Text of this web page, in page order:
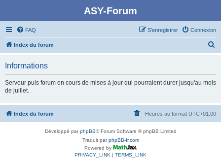
ASY-Forum
FAQ Connexion
S’enregistrer
Index du forum
c
Informations
Serveur puis forum en cours de mises à jour qui pourraient durer jusqu'au mois
de juillet.
Index du forum Heures au format UTC+01:00
Développé parphpBB® Forum Software © phpBB Limited
Traduit parphpBB-fr.com
Powered by
PRIVACY_LINK | TERMS_LINK